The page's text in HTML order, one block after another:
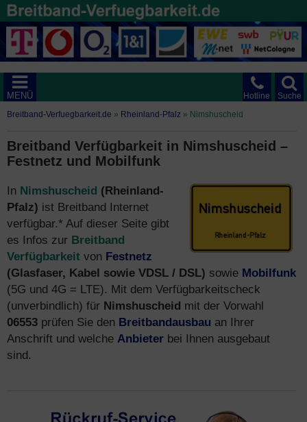
Suche
Hotline
MENÜ
Breitband-Verfuegbarkeit.de » Rheinland-Pfalz » Nimshuscheid
Breitband Verfügbarkeit in Nimshuscheid –
Festnetz und Mobilfunk
In Nimshuscheid (Rheinland-
Pfalz) ist Breitband Internet
verfügbar.* Auf dieser Seite gibt
es Infos zur Breitband
Verfügbarkeit von Festnetz
(Glasfaser, Kabel sowie VDSL / DSL) sowie Mobilfunk
(5G und 4G = LTE). Mit dem Verfügbarkeitscheck
(unverbindlich) für Nimshuscheid mit der Vorwahl
06553 prüfen Sie den Breitbandausbau an Ihrer
Anschrift und welche Anbieter bei Ihnen ausgebaut
sind.